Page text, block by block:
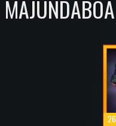
MAJUNDABOA
26